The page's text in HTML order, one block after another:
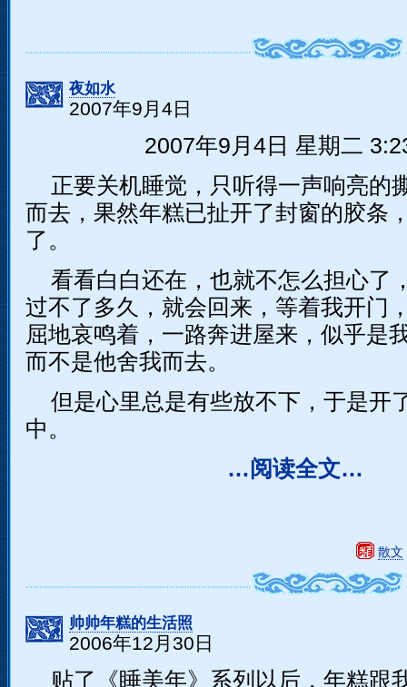
夜如水
2007年9月4日
2007年9月4日 星期二
正要关机睡觉，只听得一声响亮的
而去，果然年糕已扯开了封窗的胶条
了。
看看白白还在，也就不怎么担心了
过不了多久，就会回来，等着我开门
屈地哀鸣着，一路奔进屋来，似乎是
而不是他舍我而去。
但是心里总是有些放不下，于是开
中。
…阅读全文…
散文
帅帅年糕的生活照
2006年12月30日
贴了《睡美年》系列以后，年糕跟